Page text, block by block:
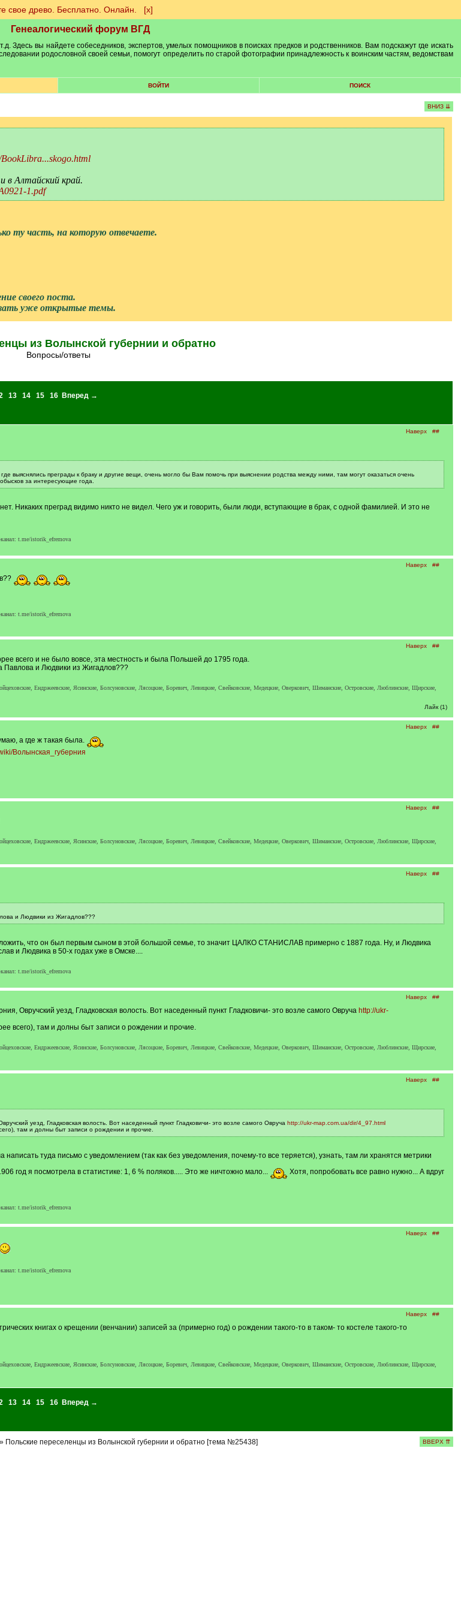
свое древо. Бесплатно. Онлайн. [х]
Генеалогический форум ВГД
Здесь вы найдете собеседников, экспертов, умелых помощников в поисках предков и родственников. Вам подскажут где искать
родословной своей семьи, помогут определить по старой фотографии принадлежность к воинским частям, ведомствам
ВОЙТИ ПОИСК
ВНИЗ ⇊
в Алтайский край.
1.pdf
ту часть, на которую отвечаете.
своего поста.
уже открытые темы.
из Волынской губернии и обратно
Вопросы/ответы
13 14 15 16
Вперед →
Наверх ##
выяснялись преграды к браку и другие вещи, очень могло бы Вам помочь при выяснении родства между ними, там могут оказаться очень
за интересующие года.
Никаких преград видимо никто не видел. Чего уж и говорить, были люди, вступающие в брак, с одной фамилией. И это не
t.me/istorik_efremova
Наверх ##
t.me/istorik_efremova
Наверх ##
всего и не было вовсе, эта местность и была Польшей до 1795 года.
Павлова и Людвики из Жигадлов???
Ендржеевские, Ясинские, Болсуновские, Лясоцкие, Боревич, Левицкие, Свейковские, Медецкие, Оверкович, Шиманские, Островские, Люблинские, Щирские,
Лайк (1)
Наверх ##
а где ж такая была.
Волынская_губерния
Наверх ##
Ендржеевские, Ясинские, Болсуновские, Лясоцкие, Боревич, Левицкие, Свейковские, Медецкие, Оверкович, Шиманские, Островские, Люблинские, Щирские,
Наверх ##
и Людвики из Жигадлов???
что он был первым сыном в этой большой семье, то значит ЦАЛКО СТАНИСЛАВ примерно с 1887 года. Ну, и Людвика
и Людвика в 50-х годах уже в Омске....
t.me/istorik_efremova
Наверх ##
Овручский уезд, Гладковская волость. Вот наседенный пункт Гладковичи- это возле самого Овруча http://ukr-
всего), там и долны быт записи о рождении и прочие.
Ендржеевские, Ясинские, Болсуновские, Лясоцкие, Боревич, Левицкие, Свейковские, Медецкие, Оверкович, Шиманские, Островские, Люблинские, Щирские,
Наверх ##
уезд, Гладковская волость. Вот наседенный пункт Гладковичи- это возле самого Овруча http://ukr-map.com.ua/dir/4_97.html
там и долны быт записи о рождении и прочие.
написать туда письмо с уведомлением (так как без уведомления, почему-то все теряется), узнать, там ли хранятся метрики
год я посмотрела в статистике: 1, 6 % поляков..... Это же ничтожно мало...
Хотя, попробовать все равно нужно... А вдруг
t.me/istorik_efremova
Наверх ##
t.me/istorik_efremova
Наверх ##
книгах о крещении (венчании) записей за (примерно год) о рождении такого-то в таком- то костеле такого-то
Ендржеевские, Ясинские, Болсуновские, Лясоцкие, Боревич, Левицкие, Свейковские, Медецкие, Оверкович, Шиманские, Островские, Люблинские, Щирские,
13 14 15 16
Вперед →
Польские переселенцы из Волынской губернии и обратно [тема №25438] ВВЕРХ ⇈